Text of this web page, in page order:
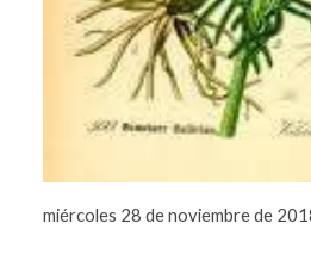
miércoles 28 de noviembre de